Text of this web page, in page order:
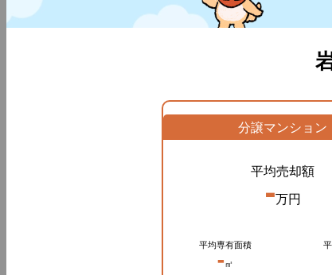
分譲マンション
平均売却額
-万円
平均専有面積
-㎡